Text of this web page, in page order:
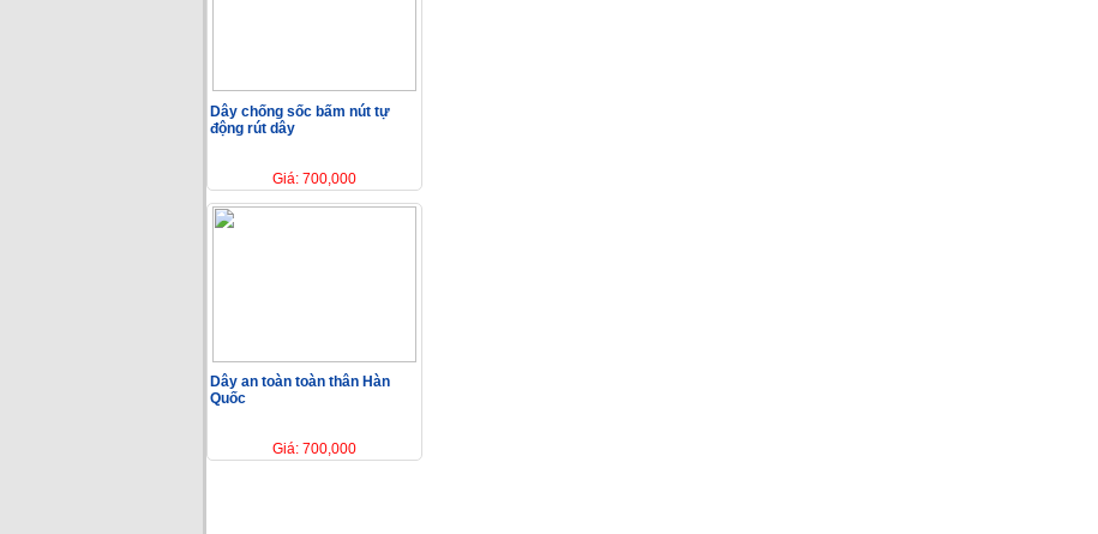
Dây chống sốc bấm nút tự
động rút dây
Giá: 700,000
Dây an toàn toàn thân Hàn
Quốc
Giá: 700,000